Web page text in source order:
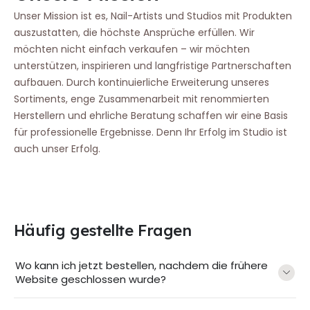
Unser Mission ist es, Nail-Artists und Studios mit Produkten
auszustatten, die höchste Ansprüche erfüllen. Wir
möchten nicht einfach verkaufen – wir möchten
unterstützen, inspirieren und langfristige Partnerschaften
aufbauen. Durch kontinuierliche Erweiterung unseres
Sortiments, enge Zusammenarbeit mit renommierten
Herstellern und ehrliche Beratung schaffen wir eine Basis
für professionelle Ergebnisse. Denn Ihr Erfolg im Studio ist
auch unser Erfolg.
Häufig gestellte Fragen
Wo kann ich jetzt bestellen, nachdem die frühere
Website geschlossen wurde?